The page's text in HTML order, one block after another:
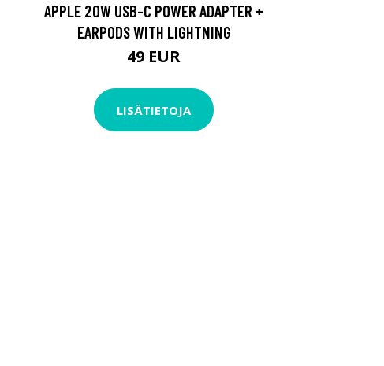
APPLE 20W USB-C POWER ADAPTER +
EARPODS WITH LIGHTNING
49 EUR
LISÄTIETOJA